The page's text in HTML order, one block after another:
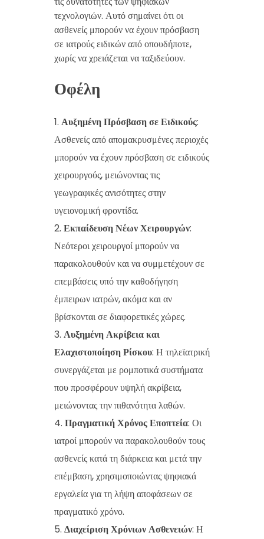
τεχνολογιών. Αυτό σημαίνει ότι οι
ασθενείς μπορούν να έχουν πρόσβαση
σε ιατρούς ειδικών από οπουδήποτε,
χωρίς να χρειάζεται να ταξιδεύουν.
Οφέλη
Αυξημένη Πρόσβαση σε Ειδικούς:
Ασθενείς από απομακρυσμένες περιοχές
μπορούν να έχουν πρόσβαση σε ειδικούς
χειρουργούς, μειώνοντας τις
γεωγραφικές ανισότητες στην
υγειονομική φροντίδα.
Εκπαίδευση Νέων Χειρουργών:
Νεότεροι χειρουργοί μπορούν να
παρακολουθούν και να συμμετέχουν σε
επεμβάσεις υπό την καθοδήγηση
έμπειρων ιατρών, ακόμα και αν
βρίσκονται σε διαφορετικές χώρες.
Αυξημένη Ακρίβεια και
Ελαχιστοποίηση Ρίσκου: Η τηλεϊατρική
συνεργάζεται με ρομποτικά συστήματα
που προσφέρουν υψηλή ακρίβεια,
μειώνοντας την πιθανότητα λαθών.
Πραγματική Χρόνος Εποπτεία: Οι
ιατροί μπορούν να παρακολουθούν τους
ασθενείς κατά τη διάρκεια και μετά την
επέμβαση, χρησιμοποιώντας ψηφιακά
εργαλεία για τη λήψη αποφάσεων σε
πραγματικό χρόνο.
Διαχείριση Χρόνιων Ασθενειών: Η